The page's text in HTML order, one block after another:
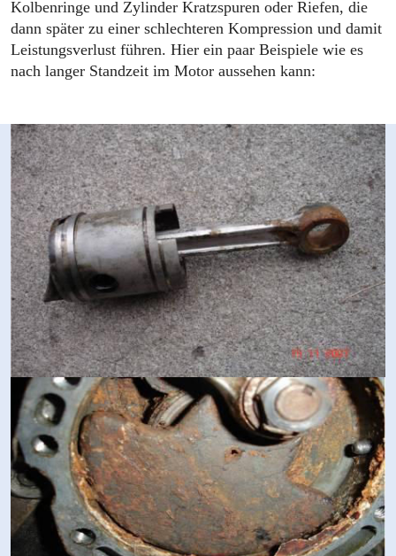
Kolbenringe und Zylinder Kratzspuren oder Riefen, die
dann später zu einer schlechteren Kompression und damit
Leistungsverlust führen. Hier ein paar Beispiele wie es
nach langer Standzeit im Motor aussehen kann: